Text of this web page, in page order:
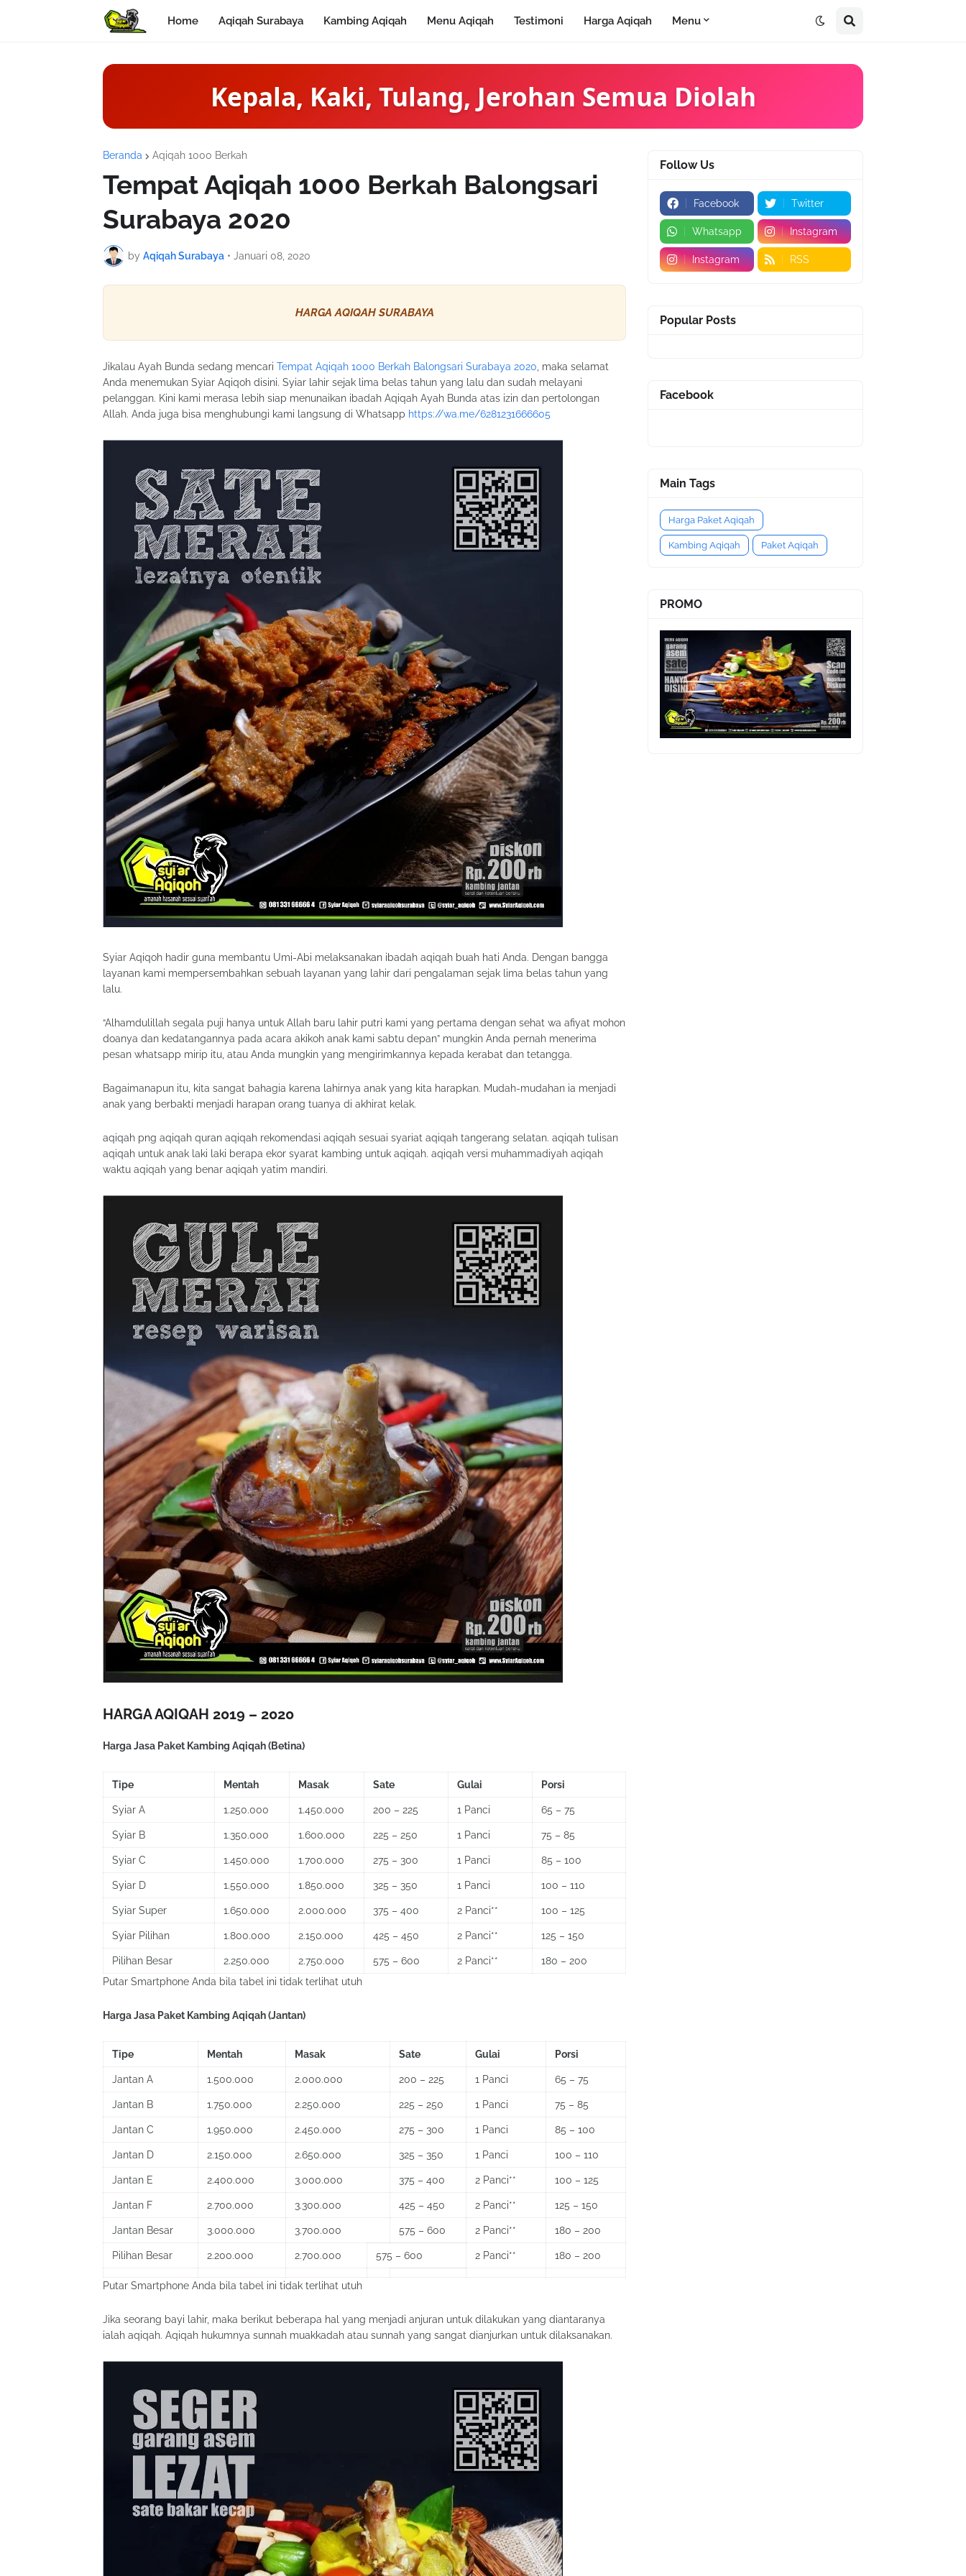
Home Aqiqah Surabaya Kambing Aqiqah Menu Aqiqah Testimoni Harga Aqiqah Menu
Kepala, Kaki, Tulang, Jerohan Semua Diolah
Beranda Aqiqah 1000 Berkah
Tempat Aqiqah 1000 Berkah Balongsari
Surabaya 2020
by Aqiqah Surabaya • Januari 08, 2020
HARGA AQIQAH SURABAYA
Jikalau Ayah Bunda sedang mencari Tempat Aqiqah 1000 Berkah Balongsari Surabaya 2020 , maka selamat
Anda menemukan Syiar Aqiqoh disini. Syiar lahir sejak lima belas tahun yang lalu dan sudah melayani
pelanggan. Kini kami merasa lebih siap menunaikan ibadah Aqiqah Ayah Bunda atas izin dan pertolongan
Allah. Anda juga bisa menghubungi kami langsung di Whatsapp https://wa.me/6281231666605
Syiar Aqiqoh hadir guna membantu Umi-Abi melaksanakan ibadah aqiqah buah hati Anda. Dengan bangga
layanan kami mempersembahkan sebuah layanan yang lahir dari pengalaman sejak lima belas tahun yang
lalu.
“Alhamdulillah segala puji hanya untuk Allah baru lahir putri kami yang pertama dengan sehat wa afiyat mohon
doanya dan kedatangannya pada acara akikoh anak kami sabtu depan” mungkin Anda pernah menerima
pesan whatsapp mirip itu, atau Anda mungkin yang mengirimkannya kepada kerabat dan tetangga.
Bagaimanapun itu, kita sangat bahagia karena lahirnya anak yang kita harapkan. Mudah-mudahan ia menjadi
anak yang berbakti menjadi harapan orang tuanya di akhirat kelak.
aqiqah png aqiqah quran aqiqah rekomendasi aqiqah sesuai syariat aqiqah tangerang selatan. aqiqah tulisan
aqiqah untuk anak laki laki berapa ekor syarat kambing untuk aqiqah. aqiqah versi muhammadiyah aqiqah
waktu aqiqah yang benar aqiqah yatim mandiri.
HARGA AQIQAH 2019 – 2020
Harga Jasa Paket Kambing Aqiqah (Betina)
Tipe Mentah Masak Sate Gulai Porsi
Syiar A 1.250.000 1.450.000 200 – 225 1 Panci 65 – 75
Syiar B 1.350.000 1.600.000 225 – 250 1 Panci 75 – 85
Syiar C 1.450.000 1.700.000 275 – 300 1 Panci 85 – 100
Syiar D 1.550.000 1.850.000 325 – 350 1 Panci 100 – 110
Syiar Super 1.650.000 2.000.000 375 – 400 2 Panci** 100 – 125
Syiar Pilihan 1.800.000 2.150.000 425 – 450 2 Panci** 125 – 150
Pilihan Besar 2.250.000 2.750.000 575 – 600 2 Panci**
180 – 200
Putar Smartphone Anda bila tabel ini tidak terlihat utuh
Harga Jasa Paket Kambing Aqiqah (Jantan)
Tipe Mentah Masak Sate Gulai Porsi
Jantan A 1.500.000 2.000.000 200 – 225 1 Panci 65 – 75
Jantan B 1.750.000 2.250.000 225 – 250 1 Panci 75 – 85
Jantan C 1.950.000 2.450.000 275 – 300 1 Panci 85 – 100
Jantan D 2.150.000 2.650.000 325 – 350 1 Panci 100 – 110
Jantan E 2.400.000 3.000.000 375 – 400 2 Panci** 100 – 125
Jantan F 2.700.000 3.300.000 425 – 450 2 Panci** 125 – 150
Jantan Besar 3.000.000 3.700.000 575 – 600 2 Panci** 180 – 200
Pilihan Besar 2.200.000 2.700.000 575 – 600 2 Panci** 180 – 200
Putar Smartphone Anda bila tabel ini tidak terlihat utuh
Jika seorang bayi lahir, maka berikut beberapa hal yang menjadi anjuran untuk dilakukan yang diantaranya
ialah aqiqah. Aqiqah hukumnya sunnah muakkadah atau sunnah yang sangat dianjurkan untuk dilaksanakan.
Follow Us
Facebook Twitter
Whatsapp Instagram
Instagram RSS
Popular Posts
Facebook
Main Tags
Harga Paket Aqiqah
Kambing Aqiqah Paket Aqiqah
PROMO